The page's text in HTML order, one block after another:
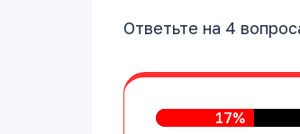
Ответьте на 4
17%